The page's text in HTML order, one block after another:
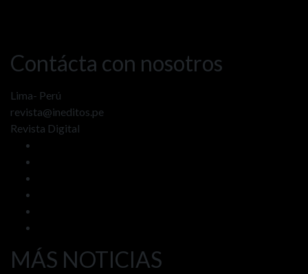
Contácta con nosotros
Lima- Perú
revista@ineditos.pe
Revista Digital
MÁS NOTICIAS